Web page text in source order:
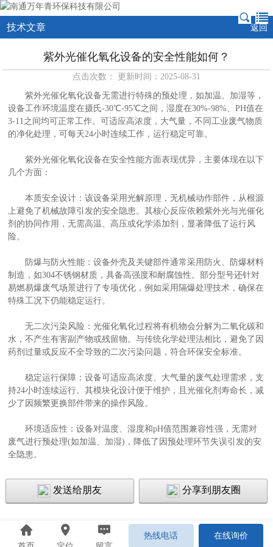
技术文章 返回
紫外光催化氧化设备的安全性能如何？
点击次数： 更新时间：2025-08-31
紫外光催化氧化设备无需进行特殊的预处理，如加温、加湿等，
设备工作环境温度在摄氏-30℃-95℃之间，湿度在30%-98%、PH值在
3-11之间均可正常工作。可适应高浓度，大气量，不同工业废气物质
的净化处理，可每天24小时连续工作，运行稳定可靠。
紫外光催化氧化设备在安全性能方面表现优异，主要体现在以下
几个方面：
本质安全设计：该设备采用光解原理，无机械动作部件，从根源
上避免了机械故障引发的安全隐患。其核心反应依赖紫外光与光催化
剂的协同作用，无需高温、高压或化学添加剂，显著降低了运行风
险。
防爆与防火性能：设备外壳及关键部件通常采用防火、防爆材料
制造，如304不锈钢材质，具备高强度和耐腐蚀性。部分型号还针对
易燃易爆废气场景进行了专项优化，例如采用隔爆处理技术，确保在
特殊工况下仍能稳定运行。
无二次污染风险：光催化氧化过程将有机物会分解为二氧化碳和
水，不产生有害副产物或残留物。与传统化学处理法相比，避免了因
药剂过量或反应不全导致的二次污染问题，符合环保安全标准。
稳定运行保障：设备可适应高浓度、大气量的废气处理需求，支
持24小时连续运行。其模块化设计便于维护，且光催化剂寿命长，减
少了因频繁更换部件带来的操作风险。
环境适应性：设备对温度、湿度和pH值范围兼容性强，无需对
废气进行预处理(如加温、加湿)，降低了因预处理环节失误引发的安
全隐患。
发送给朋友 分享到朋友圈
热线电话 在线询价